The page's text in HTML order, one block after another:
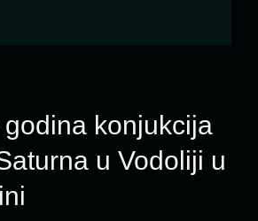
konjukcija
u Vodoliji u